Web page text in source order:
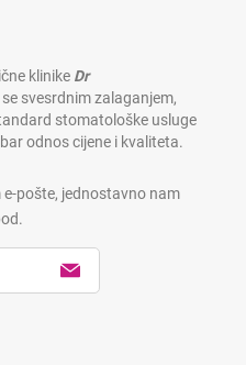
klinike Dr
svesrdnim zalaganjem,
stomatološke usluge
odnos cijene i kvaliteta.
pošte, jednostavno nam